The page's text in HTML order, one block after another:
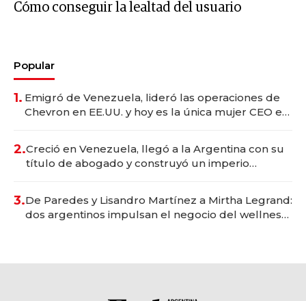
Cómo conseguir la lealtad del usuario
Popular
1. Emigró de Venezuela, lideró las operaciones de
Chevron en EE.UU. y hoy es la única mujer CEO en
2.Creció en Venezuela, llegó a la Argentina con su
título de abogado y construyó un imperio
3.De Paredes y Lisandro Martínez a Mirtha Legrand:
dos argentinos impulsan el negocio del wellness